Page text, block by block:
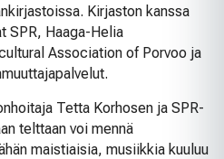
Kirjaston kanssa
SPR, Haaga-Helia
Association of Porvoo ja
Tetta Korhosen ja SPR-
telttaan voi mennä
maistiaisia, musiikkia kuuluu